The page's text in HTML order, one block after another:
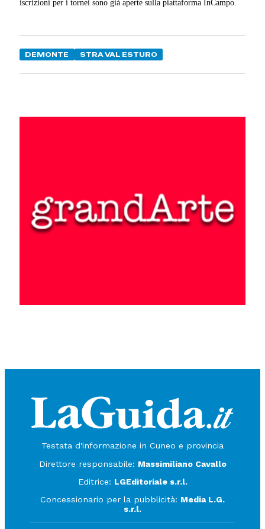
iscrizioni per i tornei sono già aperte sulla piattaforma InCampo.
DEMONTE STRA VAL ESTURO
Testata d'informazione in Cuneo e provincia
Direttore responsabile: Massimiliano Cavallo
Editrice: LGEditoriale s.r.l.
Concessionario per la pubblicità: Media L.G.
s.r.l.